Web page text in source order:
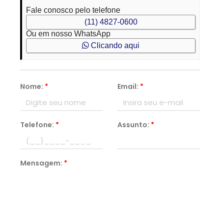
Fale conosco pelo telefone
(11) 4827-0600
Ou em nosso WhatsApp
Clicando aqui
Nome: * Email: *
Telefone: * Assunto: *
Mensagem: *